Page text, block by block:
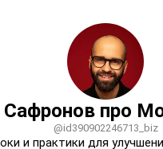
Сафронов про
@id390902246713_biz
и практики для